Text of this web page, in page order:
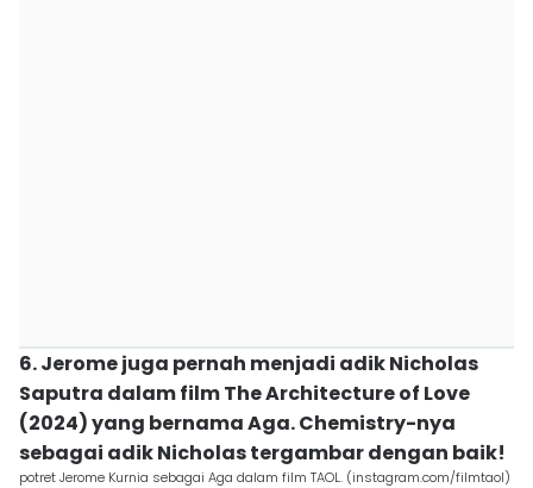
6. Jerome juga pernah menjadi adik Nicholas
Saputra dalam film The Architecture of Love
(2024) yang bernama Aga. Chemistry-nya
sebagai adik Nicholas tergambar dengan baik!
potret Jerome Kurnia sebagai Aga dalam film TAOL. (instagram.com/filmtaol)